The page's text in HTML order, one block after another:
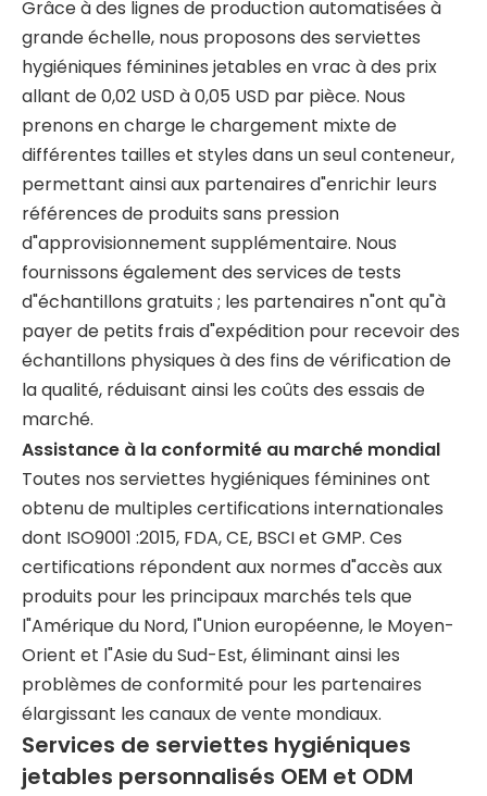
Grâce à des lignes de production automatisées à
grande échelle, nous proposons des serviettes
hygiéniques féminines jetables en vrac à des prix
allant de 0,02 USD à 0,05 USD par pièce. Nous
prenons en charge le chargement mixte de
différentes tailles et styles dans un seul conteneur,
permettant ainsi aux partenaires d"enrichir leurs
références de produits sans pression
d"approvisionnement supplémentaire. Nous
fournissons également des services de tests
d"échantillons gratuits ; les partenaires n"ont qu"à
payer de petits frais d"expédition pour recevoir des
échantillons physiques à des fins de vérification de
la qualité, réduisant ainsi les coûts des essais de
marché.
Assistance à la conformité au marché mondial
Toutes nos serviettes hygiéniques féminines ont
obtenu de multiples certifications internationales
dont ISO9001 :2015, FDA, CE, BSCI et GMP. Ces
certifications répondent aux normes d"accès aux
produits pour les principaux marchés tels que
l"Amérique du Nord, l"Union européenne, le Moyen-
Orient et l"Asie du Sud-Est, éliminant ainsi les
problèmes de conformité pour les partenaires
élargissant les canaux de vente mondiaux.
Services de serviettes hygiéniques
jetables personnalisés OEM et ODM